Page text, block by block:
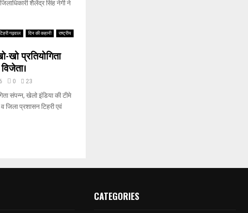
शैलेंद्र सिंह नेगी ने
गढ़वाल दिन की कहानी
राष्ट्रीय
प्रतियोगिता
0 23
संपन्न, खेलो इंडिया की टीमे
जिला प्रशासन टिहरी एवं
CATEGORIES